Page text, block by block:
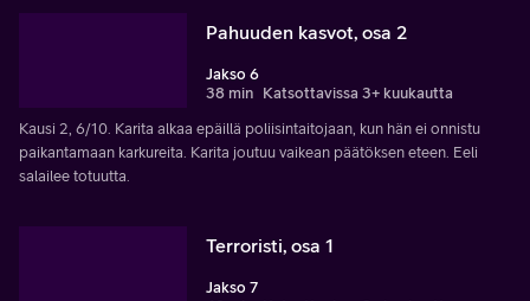
Pahuuden kasvot, osa 2
Jakso 6
38 min Katsottavissa 3+ kuukautta
Kausi 2, 6/10. Karita alkaa epäillä poliisintaitojaan, kun hän ei onnistu
paikantamaan karkureita. Karita joutuu vaikean päätöksen eteen. Eeli
salailee totuutta.
Terroristi, osa 1
Jakso 7